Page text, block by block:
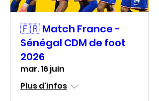
🇫🇷 Match France -
Sénégal CDM de foot
2026
mar. 16 juin
Plus d'infos